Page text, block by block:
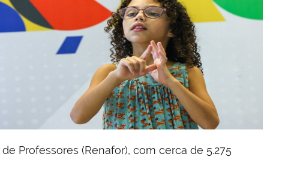
Professores (Renafor), com cerca de 5.275